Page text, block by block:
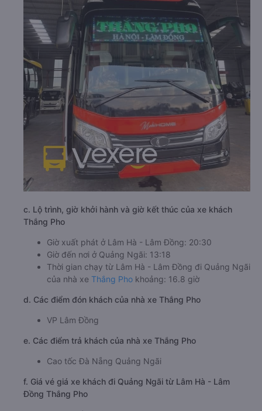
c. Lộ trình, giờ khởi hành và giờ kết thúc của xe khách
Thắng Pho
Giờ xuất phát ở Lâm Hà - Lâm Đồng: 20:30
Giờ đến nơi ở Quảng Ngãi: 13:18
Thời gian chạy từ Lâm Hà - Lâm Đồng đi Quảng Ngãi
của nhà xe Thắng Pho khoảng: 16.8 giờ
d. Các điểm đón khách của nhà xe Thắng Pho
VP Lâm Đồng
e. Các điểm trả khách của nhà xe Thắng Pho
Cao tốc Đà Nẵng Quảng Ngãi
f. Giá vé giá xe khách đi Quảng Ngãi từ Lâm Hà - Lâm
Đồng Thắng Pho